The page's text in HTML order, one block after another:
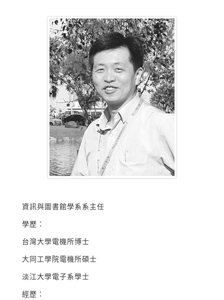
資訊與圖書館學系系主任
學歷：
台灣大學電機所博士
大同工學院電機所碩士
淡江大學電子系學士
經歷：